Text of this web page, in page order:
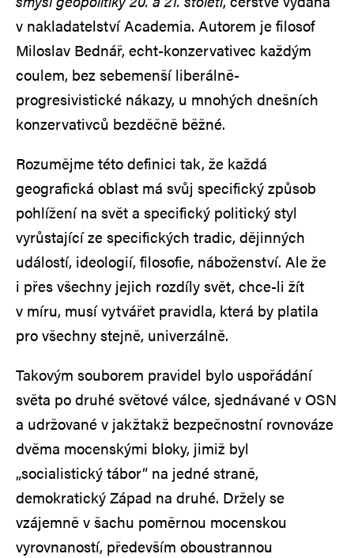
v nakladatelství Academia. Autorem je filosof
Miloslav Bednář, echt-konzervativec každým
coulem, bez sebemenší liberálně-
progresivistické nákazy, u mnohých dnešních
konzervativců bezděčně běžné.
Rozumějme této definici tak, že každá
geografická oblast má svůj specifický způsob
pohlížení na svět a specifický politický styl
vyrůstající ze specifických tradic, dějinných
událostí, ideologií, filosofie, náboženství. Ale že
i přes všechny jejich rozdíly svět, chce-li žít
v míru, musí vytvářet pravidla, která by platila
pro všechny stejně, univerzálně.
Takovým souborem pravidel bylo uspořádání
světa po druhé světové válce, sjednávané v OSN
a udržované v jakžtakž bezpečnostní rovnováze
dvěma mocenskými bloky, jimiž byl
„socialistický tábor“ na jedné straně,
demokratický Západ na druhé. Držely se
vzájemně v šachu poměrnou mocenskou
vyrovnaností, především oboustrannou